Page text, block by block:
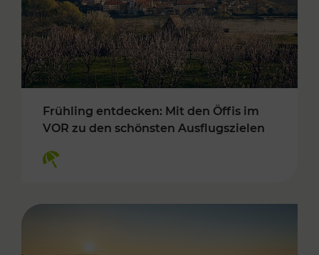
Frühling entdecken: Mit den Öffis im
VOR zu den schönsten Ausflugszielen